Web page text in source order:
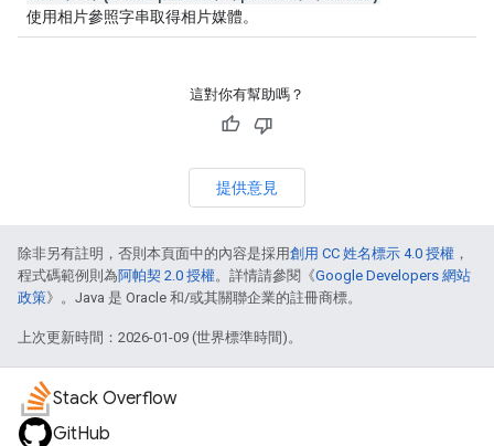
使用相片參照字串取得相片媒體。
這對你有幫助嗎？
提供意見
除非另有註明，否則本頁面中的內容是採用創用 CC 姓名標示 4.0 授權 ，
程式碼範例則為阿帕契 2.0 授權。詳情請參閱《Google Developers 網站
政策》。Java 是 Oracle 和/或其關聯企業的註冊商標。
上次更新時間：2026-01-09 (世界標準時間)。
Stack Overflow
GitHub